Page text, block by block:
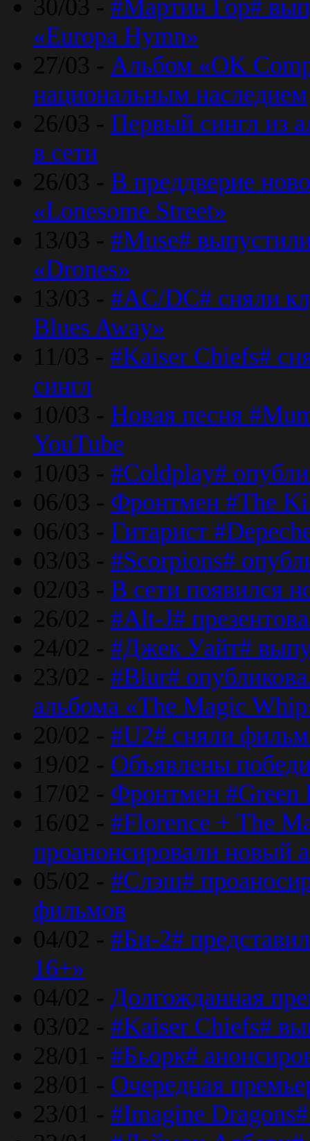
30/03 - #Мартин Гор#
«Europa Hymn»
27/03 - Альбом «OK
национальным наследием
26/03 - Первый сингл из
в сети
26/03 - В преддверие
«Lonesome Street»
13/03 - #Muse#
«Drones»
13/03 - #AC/DC# сняли
Blues Away»
11/03 - #Kaiser Chiefs#
сингл
10/03 - Новая песня
YouTube
10/03 - #Coldplay#
06/03 - Фронтмен #The
06/03 - Гитарист
03/03 - #Scorpions#
02/03 - В сети появился
26/02 - #Alt-J#
24/02 - #Джек Уайт#
23/02 - #Blur#
альбома «The Magic
20/02 - #U2# сняли
19/02 - Объявлены
17/02 - Фронтмен #Green
16/02 - #Florence + The
проанонсировали новый
05/02 - #Слэш#
фильмов
04/02 - #Би-2#
16+»
04/02 - Долгожданная
03/02 - #Kaiser Chiefs#
28/01 - #Бьорк#
28/01 - Очередная
23/01 - #Imagine